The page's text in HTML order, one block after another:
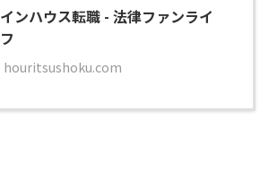
インハウス転職 - 法律ファンライ
フ
houritsushoku.com